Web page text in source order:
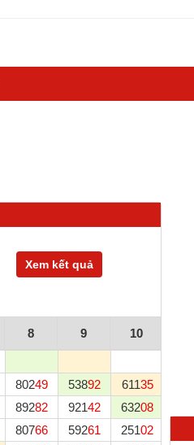
Xem kết quả
8 9 10
80249 53892 61135
89282 92142 63208
80766 59261 25102